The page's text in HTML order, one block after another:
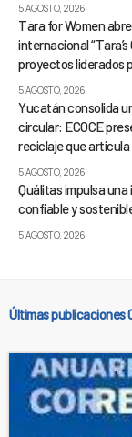
5 AGOSTO, 2026
Tara for Women
internacional
proyectos liderados
5 AGOSTO, 2026
Yucatán consolida
circular: ECOCE
reciclaje que articula
5 AGOSTO, 2026
Quálitas impulsa
confiable y
5 AGOSTO, 2026
Últimas publicaciones